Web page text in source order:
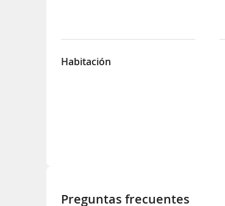
Habitación
Preguntas frecuentes